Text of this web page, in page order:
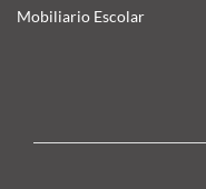
Mobiliario Escolar